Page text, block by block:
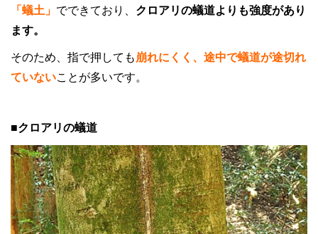
「蟻土」 でできており、 クロアリの蟻道よりも強度があり
ます。
そのため、指で押しても 崩れにくく、途中で蟻道が途切れ
ていないことが多いです。
■クロアリの蟻道